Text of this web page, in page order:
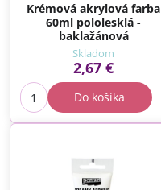
Krémová akrylová farba
60ml pololesklá -
baklažánová
Skladom
2,67 €
Do košíka